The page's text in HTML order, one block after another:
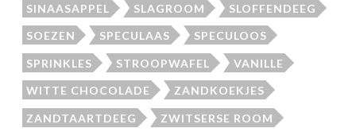
SINAASAPPEL SLAGROOM SLOFFENDEEG
SOEZEN SPECULAAS SPECULOOS
SPRINKLES STROOPWAFEL VANILLE
WITTE CHOCOLADE ZANDKOEKJES
ZANDTAARTDEEG ZWITSERSE ROOM